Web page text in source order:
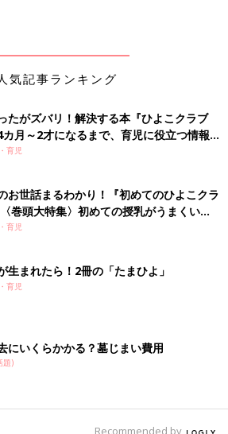
気記事ランキング
たがズバリ！解決する本『ひよこクラブ
月～2才になるまで、育児に役立つ情報が
育児
お世話まるわかり！『初めてのひよこクラ
巻頭大特集〉初めての授乳がうまくい
い・ミルクの基本と夏のトラブル 解決テ
育児
生まれたら！2冊の「たまひよ」
育児
にいくらかかる？墓じまい費用
題)
Recommended by